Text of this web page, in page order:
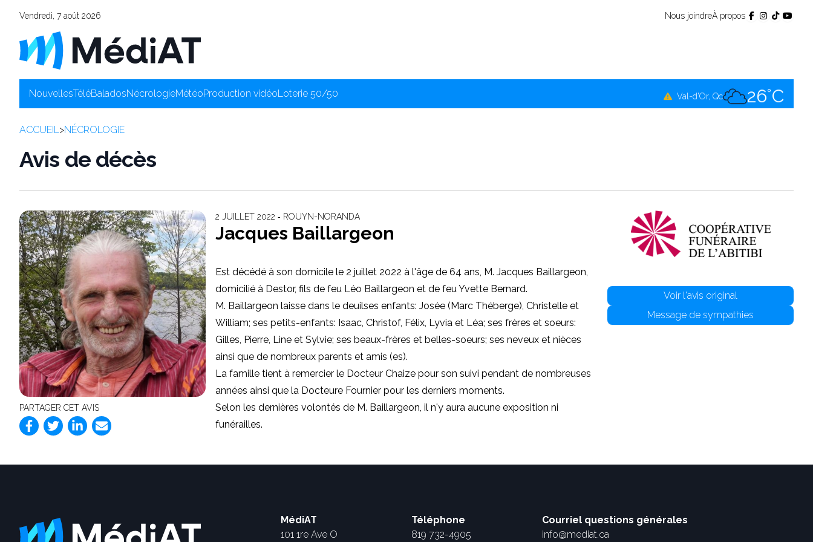
Vendredi, 7 août 2026 Nous joindreÀ propos
NouvellesTéléBaladosNécrologieMétéoProduction vidéoLoterie 50/50 Val-d'Or, Qc 26°C
ACCUEIL>NÉCROLOGIE
Avis de décès
PARTAGER CET AVIS
2 JUILLET 2022 ‐ ROUYN-NORANDA
Jacques Baillargeon
Est décédé à son domicile le 2 juillet 2022 à l'âge de 64 ans, M. Jacques Baillargeon,
domicilié à Destor, fils de feu Léo Baillargeon et de feu Yvette Bernard.
M. Baillargeon laisse dans le deuilses enfants: Josée (Marc Théberge), Christelle et
William; ses petits-enfants: Isaac, Christof, Félix, Lyvia et Léa; ses frères et soeurs:
Gilles, Pierre, Line et Sylvie; ses beaux-frères et belles-soeurs; ses neveux et nièces
ainsi que de nombreux parents et amis (es).
La famille tient à remercier le Docteur Chaize pour son suivi pendant de nombreuses
années ainsi que la Docteure Fournier pour les derniers moments.
Selon les dernières volontés de M. Baillargeon, il n'y aura aucune exposition ni
funérailles.
Voir l'avis original
Message de sympathies
MédiAT
101 1re Ave O
Téléphone
819 732-4905
Courriel questions générales
info@mediat.ca